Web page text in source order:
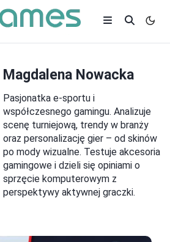
Magdalena Nowacka
Pasjonatka e-sportu i
współczesnego gamingu. Analizuje
scenę turniejową, trendy w branży
oraz personalizację gier – od skinów
po mody wizualne. Testuje akcesoria
gamingowe i dzieli się opiniami o
sprzęcie komputerowym z
perspektywy aktywnej graczki.